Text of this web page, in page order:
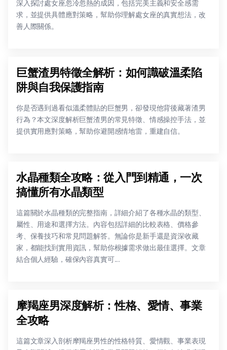
深入探討處女座忽冷忽熱的成因，包括完美主義和安全感需
求，並提供具體應對策略，幫助你理解處女座的真實想法，改
善人際關係。
巨蟹渣男特徵全解析：如何識破溫柔陷
阱與自我保護指南
你是否遇到過看似溫柔體貼的巨蟹男，卻發現他背後藏著渣男
行為？本文深度解析巨蟹渣男的常見特徵、情感操控手法，並
提供實用應對策略，幫助你避開感情地雷，重建自信。
水晶種類全攻略：從入門到精通，一次
搞懂所有水晶類型
這篇關於水晶種類的完整指南，詳細介紹了各種水晶的類型、
屬性、用途和選擇方法。內容包括詳細的比較表格、價格參
考、保養技巧和常見問題解答。無論你是新手還是資深收藏
家，都能找到實用資訊，幫助你根據需求做出最佳選擇。文章
結合個人經驗，確保內容真實可...
摩羯座男深度解析：性格、愛情、事業
全攻略
這篇文章深入剖析摩羯座男性的性格特質、愛情觀、事業表現